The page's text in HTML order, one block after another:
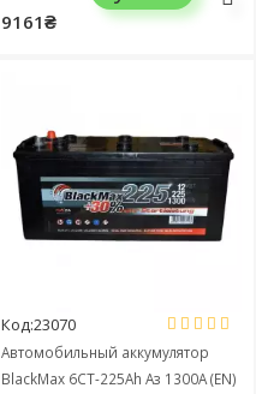
9161₴
Код:23070
Автомобильный аккумулятор
BlackMax 6СТ-225Ah Аз 1300A (EN)